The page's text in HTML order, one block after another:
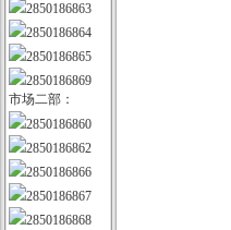
2850186863
2850186864
2850186865
2850186869
市场二部：
2850186860
2850186862
2850186866
2850186867
2850186868